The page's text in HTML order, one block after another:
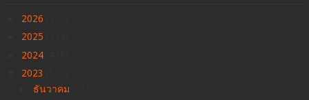
2026
2025
2024
2023
ธันวาคม